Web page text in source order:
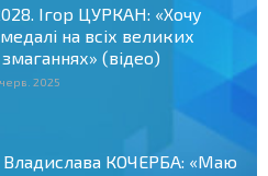
Ігор ЦУРКАН: «Хочу
на всіх великих
(відео)
2025
Владислава КОЧЕРБА: «Маю